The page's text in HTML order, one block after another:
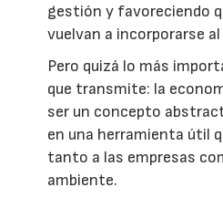
gestión y favoreciendo
vuelvan a incorporarse
Pero quizá lo más
que transmite: la
ser un concepto
en una herramienta útil
tanto a las empresas
ambiente.